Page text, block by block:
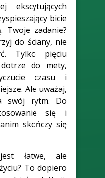
ekscytujących
bicie
Twoje zadanie?
do ściany, nie
Tylko pięciu
do mety,
czasu i
Ale uważaj,
swój rytm. Do
się i
skończy się
łatwe, ale
To dopiero